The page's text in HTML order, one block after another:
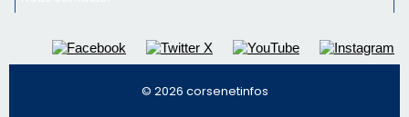
nos meilleurs articles